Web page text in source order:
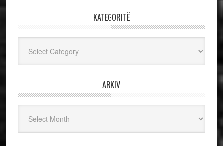
KATEGORITË
ARKIV